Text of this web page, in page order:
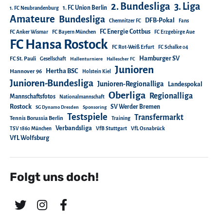
1. FC Neubrandenburg 1. FC Union Berlin 2. Bundesliga 3. Liga
Amateure Bundesliga Chemnitzer FC DFB-Pokal Fans
FC Anker Wismar FC Bayern München FC Energie Cottbus FC Erzgebirge Aue
FC Hansa Rostock FC Rot-Weiß Erfurt FC Schalke 04
FC St. Pauli Gesellschaft Hallenturniere Hallescher FC Hamburger SV
Hannover 96 Hertha BSC Holstein Kiel Junioren
Junioren-Bundesliga Junioren-Regionalliga
Landespokal
Mannschaftsfotos
Nationalmannschaft Oberliga Regionalliga
Rostock SG Dynamo Dresden Sponsoring SV Werder Bremen
Tennis Borussia Berlin Testspiele Training Transfermarkt
TSV 1860 München Verbandsliga VfB Stuttgart VfL Osnabrück
VfL Wolfsburg
Folgt uns doch!